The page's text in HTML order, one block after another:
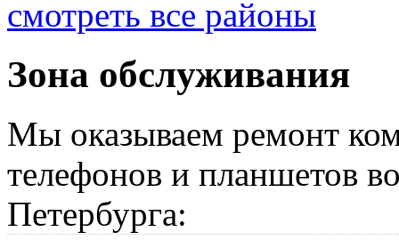
смотреть все районы
Зона обслуживания
Мы оказываем ремонт
телефонов и планшетов
Петербурга: